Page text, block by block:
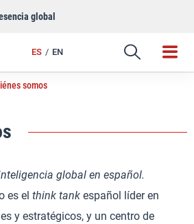
global
ES EN
somos
global en español.
es el think tank español líder en
y estratégicos, y un centro de